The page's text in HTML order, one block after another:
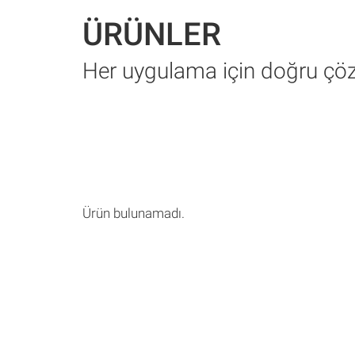
ÜRÜNLER
Her uygulama için doğru
Ürün bulunamadı.